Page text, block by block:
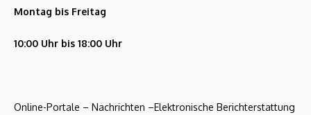
Montag bis Freitag
10:00 Uhr bis 18:00 Uhr
Online-Portale – Nachrichten –Elektronische Berichterstattung